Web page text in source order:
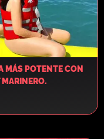
MÁS POTENTE CON